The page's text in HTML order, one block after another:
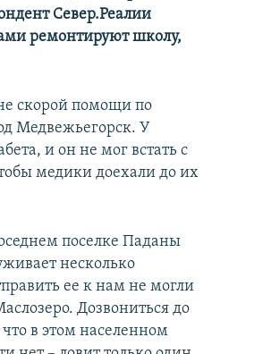
Север.Реалии
ремонтируют школу,
скорой помощи по
Медвежьегорск. У
и он не мог встать с
медики доехали до их
поселке Паданы
несколько
ее к нам не могли
Дозвониться до
в этом населенном